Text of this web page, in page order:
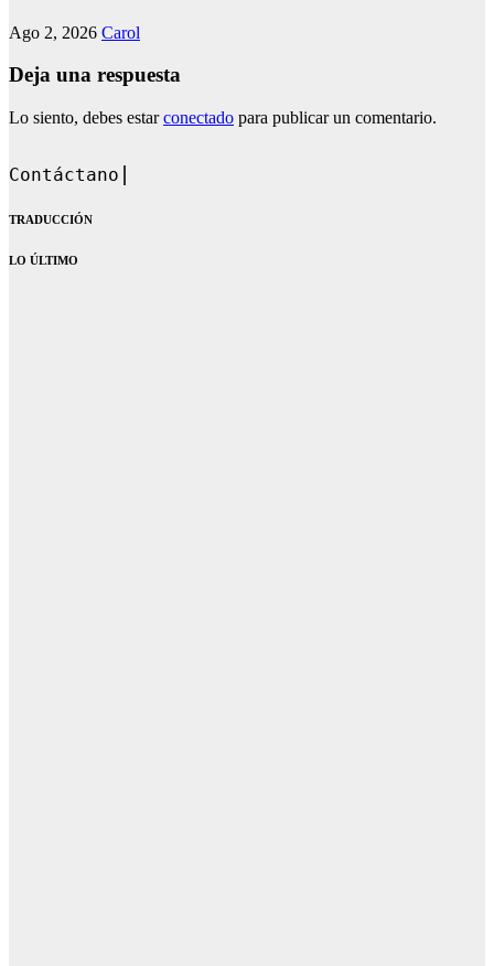
Ago 2, 2026 Carol
Deja una respuesta
Lo siento, debes estarconectado para publicar un comentario.
Contáctanos en: dandoqu
TRADUCCIÓN
LO ÚLTIMO